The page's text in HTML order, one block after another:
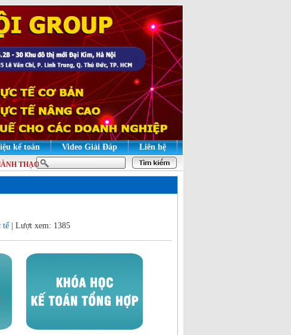
kế toán Video Giải Đáp
Liên hệ
| HỌC LÝ THUYẾT ĐỂ HIỂU BẢN CHẤT, HỌC THỰC HÀNH ĐỂ GIỎI NGHIỆP
tế | Lượt xem: 1385